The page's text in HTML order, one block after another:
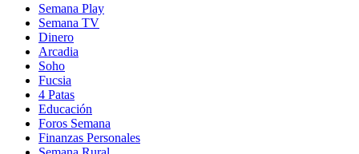
Semana Play
Semana TV
Dinero
Arcadia
Soho
in
new
window
Fucsia
in
new
window
4 Patas
Educación
Foros Semana
Finanzas Personales